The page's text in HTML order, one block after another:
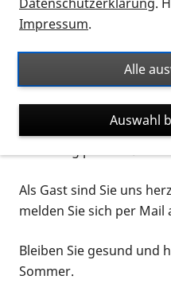
der Selbsthilfegruppe l „
Selbsthilfegruppe WIR“
Im Anschluss des
Fragen beantworten.
Unsere Mitglieder
Als Gast sind Sie uns
melden Sie sich per Mail
Bleiben Sie gesund und
Sommer.
Impressum.
Alle
Auswahl